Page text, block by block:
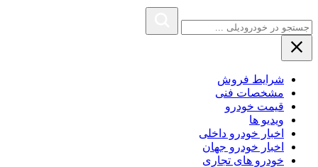
شرایط فروش
مشخصات فنی
قیمت خودرو
ویدیو ها
اخبار خودرو داخلی
اخبار خودرو جهان
خودرو های تجاری